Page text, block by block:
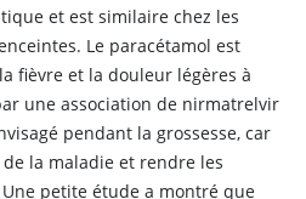
et est similaire chez les
Le paracétamol est
fièvre et la douleur légères à
une association de nirmatrelvir
pendant la grossesse, car
la maladie et rendre les
petite étude a montré que